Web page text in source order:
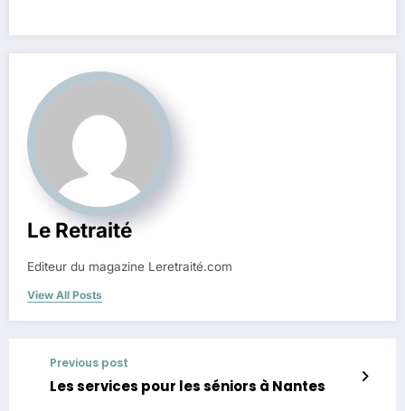
Le Retraité
Editeur du magazine Leretraité.com
View All Posts
Previous post
Les services pour les séniors à Nantes